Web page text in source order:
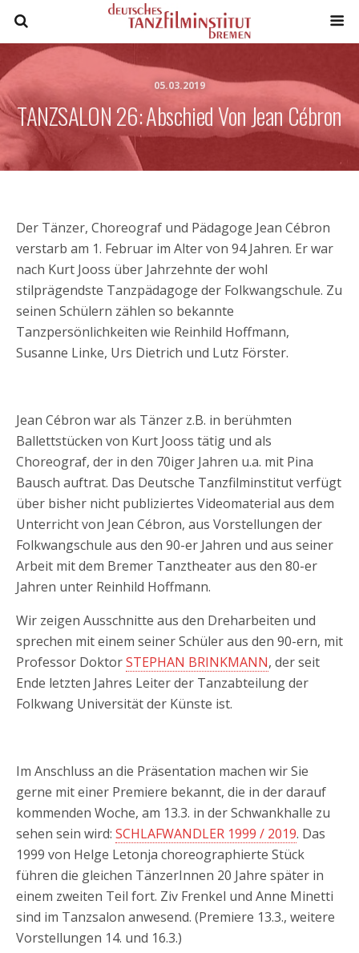
05.03.2019
TANZSALON 26: Abschied Von Jean Cébron
Der Tänzer, Choreograf und Pädagoge Jean Cébron
verstarb am 1. Februar im Alter von 94 Jahren. Er war
nach Kurt Jooss über Jahrzehnte der wohl
stilprägendste Tanzpädagoge der Folkwangschule. Zu
seinen Schülern zählen so bekannte
Tanzpersönlichkeiten wie Reinhild Hoffmann,
Susanne Linke, Urs Dietrich und Lutz Förster.
Jean Cébron war als Tänzer z.B. in berühmten
Ballettstücken von Kurt Jooss tätig und als
Choreograf, der in den 70iger Jahren u.a. mit Pina
Bausch auftrat. Das Deutsche Tanzfilminstitut verfügt
über bisher nicht publiziertes Videomaterial aus dem
Unterricht von Jean Cébron, aus Vorstellungen der
Folkwangschule aus den 90-er Jahren und aus seiner
Arbeit mit dem Bremer Tanztheater aus den 80-er
Jahren unter Reinhild Hoffmann.
Wir zeigen Ausschnitte aus den Dreharbeiten und
sprechen mit einem seiner Schüler aus den 90-ern, mit
Professor DoktorSTEPHAN BRINKMANN, der seit
Ende letzten Jahres Leiter der Tanzabteilung der
Folkwang Universität der Künste ist.
Im Anschluss an die Präsentation machen wir Sie
gerne mit einer Premiere bekannt, die in der darauf
kommenden Woche, am 13.3. in der Schwankhalle zu
sehen sein wird: SCHLAFWANDLER 1999 / 2019. Das
1999 von Helge Letonja choreographierte Stück
führen die gleichen TänzerInnen 20 Jahre später in
einem zweiten Teil fort. Ziv Frenkel und Anne Minetti
sind im Tanzsalon anwesend. (Premiere 13.3., weitere
Vorstellungen 14. und 16.3.)